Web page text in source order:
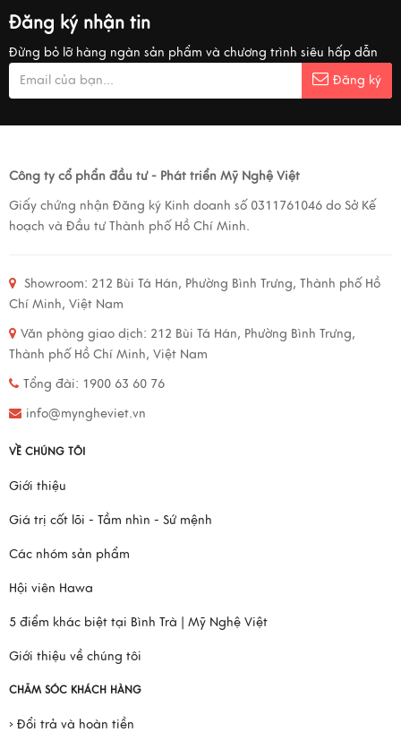
Đăng ký nhận tin
Đừng bỏ lỡ hàng ngàn sản phẩm và chương trình siêu hấp dẫn
Đăng ký
Công ty cổ phẩn đầu tư - Phát triển Mỹ Nghệ Việt
Giấy chứng nhận Đăng ký Kinh doanh số 0311761046 do Sở Kế
hoạch và Đầu tư Thành phố Hồ Chí Minh.
Showroom: 212 Bùi Tá Hán, Phường Bình Trưng, Thành phố Hồ
Chí Minh, Việt Nam
Văn phòng giao dịch: 212 Bùi Tá Hán, Phường Bình Trưng,
Thành phố Hồ Chí Minh, Việt Nam
Tổng đài: 1900 63 60 76
info@myngheviet.vn
VỀ CHÚNG TÔI
Giới thiệu
Giá trị cốt lõi - Tầm nhìn - Sứ mệnh
Các nhóm sản phẩm
Hội viên Hawa
5 điểm khác biệt tại Bình Trà | Mỹ Nghệ Việt
Giới thiệu về chúng tôi
CHĂM SÓC KHÁCH HÀNG
› Đổi trả và hoàn tiền